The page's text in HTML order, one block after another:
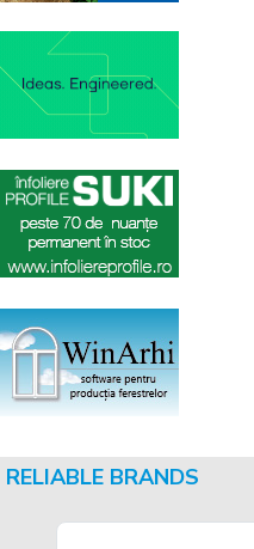
RELIABLE BRANDS